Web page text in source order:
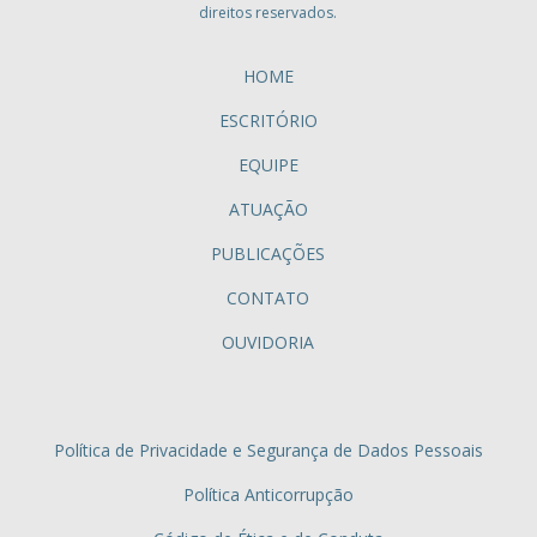
direitos reservados.
HOME
ESCRITÓRIO
EQUIPE
ATUAÇÃO
PUBLICAÇÕES
CONTATO
OUVIDORIA
Política de Privacidade e Segurança de Dados Pessoais
Política Anticorrupção